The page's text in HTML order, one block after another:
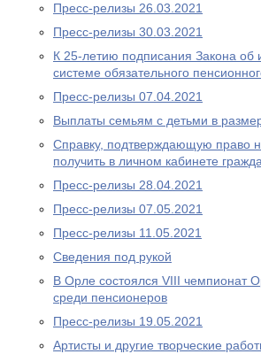
Пресс-релизы 26.03.2021
Пресс-релизы 30.03.2021
К 25-летию подписания Закона
системе обязательного
Пресс-релизы 07.04.2021
Выплаты семьям с детьми в
Справку, подтверждающую право
получить в личном кабинете
Пресс-релизы 28.04.2021
Пресс-релизы 07.05.2021
Пресс-релизы 11.05.2021
Сведения под рукой
В Орле состоялся VIII чемпионат
среди пенсионеров
Пресс-релизы 19.05.2021
Артисты и другие творческие